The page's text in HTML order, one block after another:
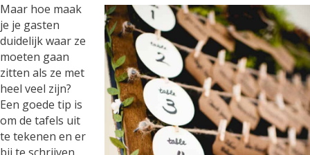
Maar hoe maak
je je gasten
duidelijk waar ze
moeten gaan
zitten als ze met
heel veel zijn?
Een goede tip is
om de tafels uit
te tekenen en er